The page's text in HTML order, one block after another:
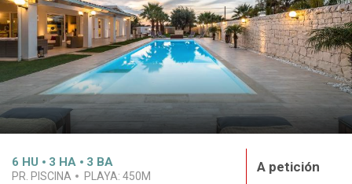
6 HU 3 HA 3 BA
PR. PISCINA PLAYA: 450M
A petición